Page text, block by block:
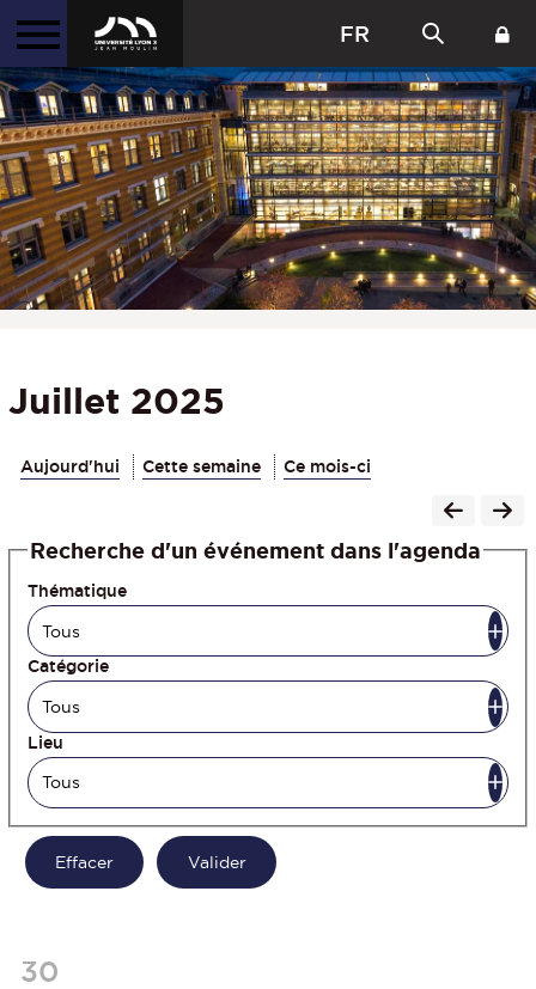
FR
Juillet 2025
Aujourd'hui Cette semaine Ce mois-ci
Recherche d'un événement dans l'agenda
Thématique
Catégorie
Lieu
30